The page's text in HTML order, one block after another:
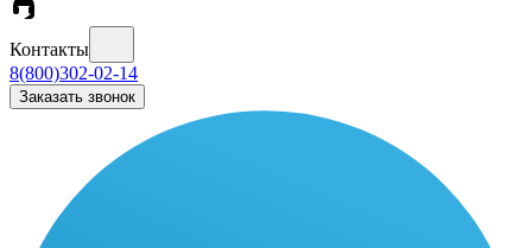
Контакты
8(800)302-02-14
Заказать звонок